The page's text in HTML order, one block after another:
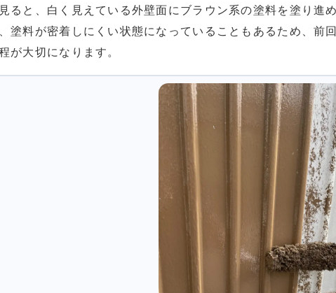
ると、白く見えている外壁面にブラウン系の塗料を塗り進
塗料が密着しにくい状態になっていることもあるため、前
が大切になります。